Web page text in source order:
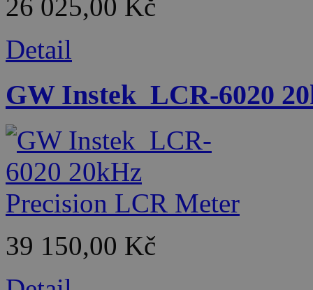
26 025,00 Kč
Detail
GW Instek_LCR-6020
39 150,00 Kč